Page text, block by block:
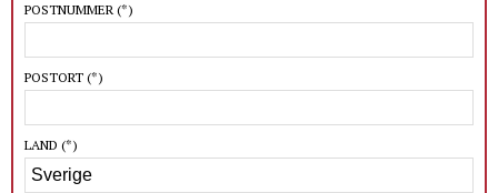
POSTNUMMER (*)
POSTORT (*)
LAND (*)